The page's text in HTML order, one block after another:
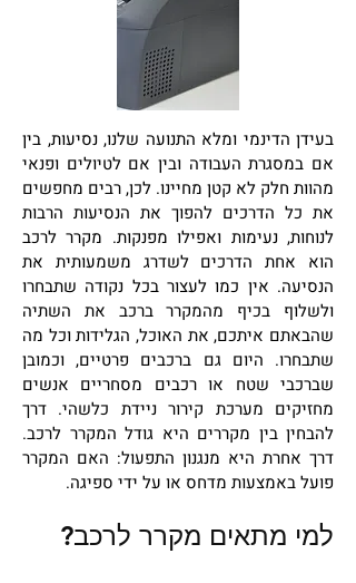
בעידן הדינמי ומלא התנועה שלנו, נסיעות, בין
אם במסגרת העבודה ובין אם לטיולים ופנאי
מהוות חלק לא קטן מחיינו. לכן, רבים מחפשים
את כל הדרכים להפוך את הנסיעות הרבות
לנוחות, נעימות ואפילו מפנקות. מקרר לרכב
הוא אחת הדרכים לשדרג משמעותית את
הנסיעה. אין כמו לעצור בכל נקודה שתבחרו
ולשלוף בכיף מהמקרר ברכב את השתיה
שהבאתם איתכם, את האוכל, הגלידות וכל מה
שתבחרו. היום גם ברכבים פרטיים, וכמובן
שברכבי שטח או רכבים מסחריים אנשים
מחזיקים מערכת קירור ניידת כלשהי. דרך
להבחין בין מקררים היא גודל המקרר לרכב.
דרך אחרת היא מנגנון התפעול: האם המקרר
פועל באמצעות מדחס או על ידי ספיגה.
למי מתאים מקרר לרכב?